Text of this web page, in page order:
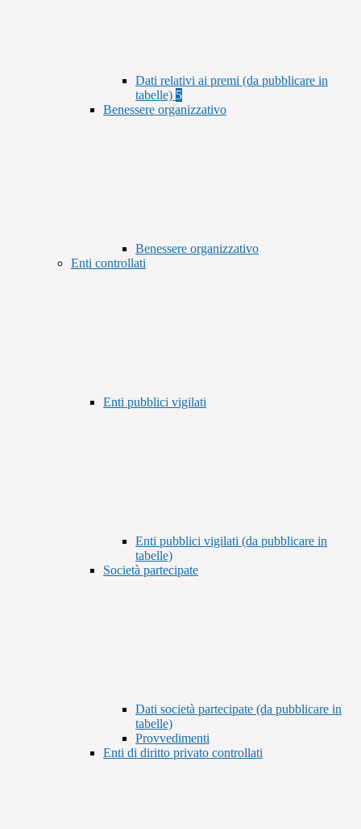
Dati relativi ai premi (da pubblicare in
tabelle) 5
Benessere organizzativo
Benessere organizzativo
Enti controllati
Enti pubblici vigilati
Enti pubblici vigilati (da pubblicare in
tabelle)
Società partecipate
Dati società partecipate (da pubblicare in
tabelle)
Provvedimenti
Enti di diritto privato controllati